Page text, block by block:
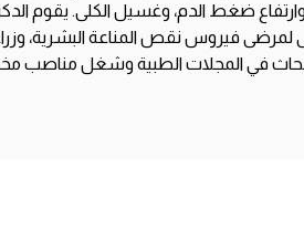
ضغط الدم، وغسيل الكلى. يقوم
فيروس نقص المناعة البشرية،
الأبحاث في المجلات الطبية وشغل مناصب